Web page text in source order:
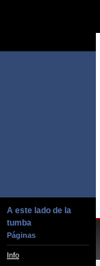
A este lado de la
tumba
Páginas
Info